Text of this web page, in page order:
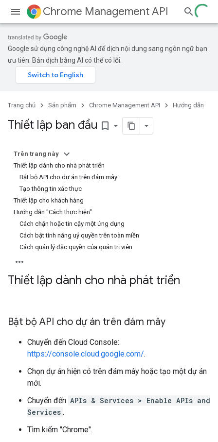
Chrome Management API
Google sử dụng công nghệ AI để dịch nội dung sang ngôn ngữ bạn
ưu tiên. Bản dịch bằng AI có thể có lỗi.
Trang chủ Sản phẩm Chrome Management API Hướng dẫn
Thiết lập ban đầu bookmark_border
Trên trang này
Thiết lập dành cho nhà phát triển
Bật bộ API cho dự án trên đám mây
Tạo thông tin xác thực
Thiết lập cho khách hàng
Hướng dẫn "Cách thực hiện"
Cách chặn hoặc tin cậy một ứng dụng
Cách bật tính năng uỷ quyền trên toàn miền
Cách quản lý đặc quyền của quản trị viên
Thiết lập dành cho nhà phát triển
Bật bộ API cho dự án trên đám mây
Chuyển đến Cloud Console:
https://console.cloud.google.com/.
Chọn dự án hiện có trên đám mây hoặc tạo một dự án
mới.
Chuyển đến APIs & Services > Enable APIs and
Services .
Tìm kiếm "Chrome".